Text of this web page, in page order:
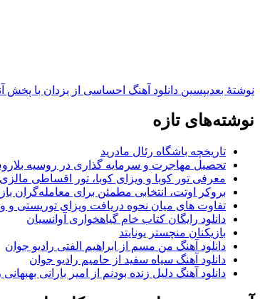
نوشته‌ٔ بعدیپسین دانلود آهنگ احساسی از یزدان با پخش
نوشته‌های تازه
تاریخچه باشگاه رئال مادرید
تحصیل مهاجرت و سرمایه گذاری در روسیه
معرفی تور کوبا و ویزای کوبا، تور اقساطی مالزی
بروکر اوتت، انتخابی مطمئن برای معامله‌گران
تفاوت های میان نحوه دریافت ویزای توریستی و
دانلود رایگان کتاب خام گیاهخواری آوانسیان
بازیکنان منچستر یونایتد
دانلود آهنگ من مسم از ابراهیم الفتی رادیو جوان
دانلود آهنگ سیاه سفید از حامیم رادیو جوان
دانلود آهنگ دلیل زنده بودنم از امیر بارانی